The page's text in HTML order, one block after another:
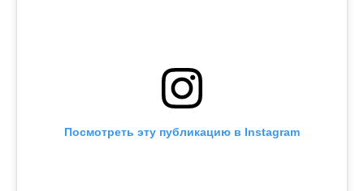
Посмотреть эту публикацию в Instagram